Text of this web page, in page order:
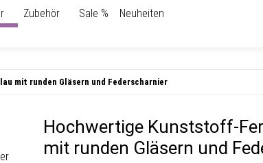
Zubehör Sale % Neuheiten
mit runden Gläsern und Federscharnier
Hochwertige Kunststoff-
mit runden Gläsern und